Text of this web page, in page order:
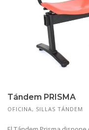
Tándem PRISMA
OFICINA, SILLAS TÁNDEM